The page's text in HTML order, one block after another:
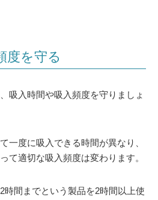
度を守る
吸入時間や吸入頻度を守りましょ
一度に吸入できる時間が異なり、
て適切な吸入頻度は変わります。
時間までという製品を2時間以上使